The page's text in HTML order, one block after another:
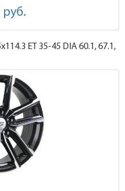
руб.
ET 35-45 DIA 60.1, 67.1,